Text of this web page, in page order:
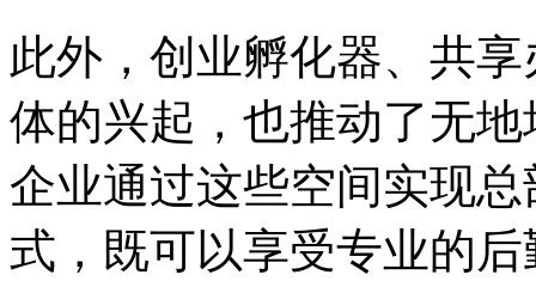
此外，创业孵化器、共
体的兴起，也推动了无
企业通过这些空间实现
式，既可以享受专业的